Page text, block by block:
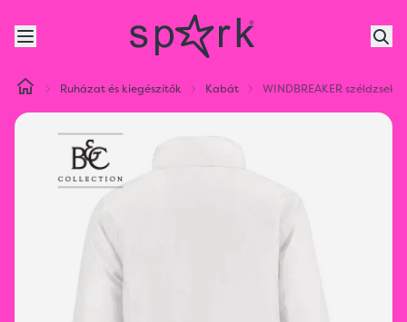
Ruházat és kiegészítők Kabát WINDBREAKER széldzseki